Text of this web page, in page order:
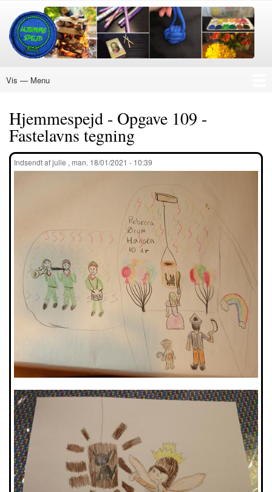
Gå
hovedindhold
Menu
Vis — Menu
Hjemmespejd - Opgave 109 -
Fastelavns tegning
Indsendt afjulie , man. 18/01/2021 - 10:39